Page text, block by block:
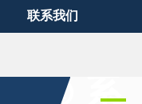
联系我们
系